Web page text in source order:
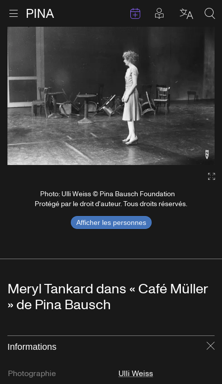
Aller au contenu
Ouvrir le menu Retour à la page d'accueil Évenements
Articles en
Photo: Ulli Weiss © Pina Bausch Foundation
Protégé par le droit d'auteur. Tous droits réservés.
Afficher les personnes
Meryl Tankard dans « Café Müller
» de Pina Bausch
Informations
Photographie
Ulli Weiss